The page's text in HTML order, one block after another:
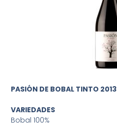
PASIÓN DE BOBAL TINTO 2013
VARIEDADES
Bobal 100%